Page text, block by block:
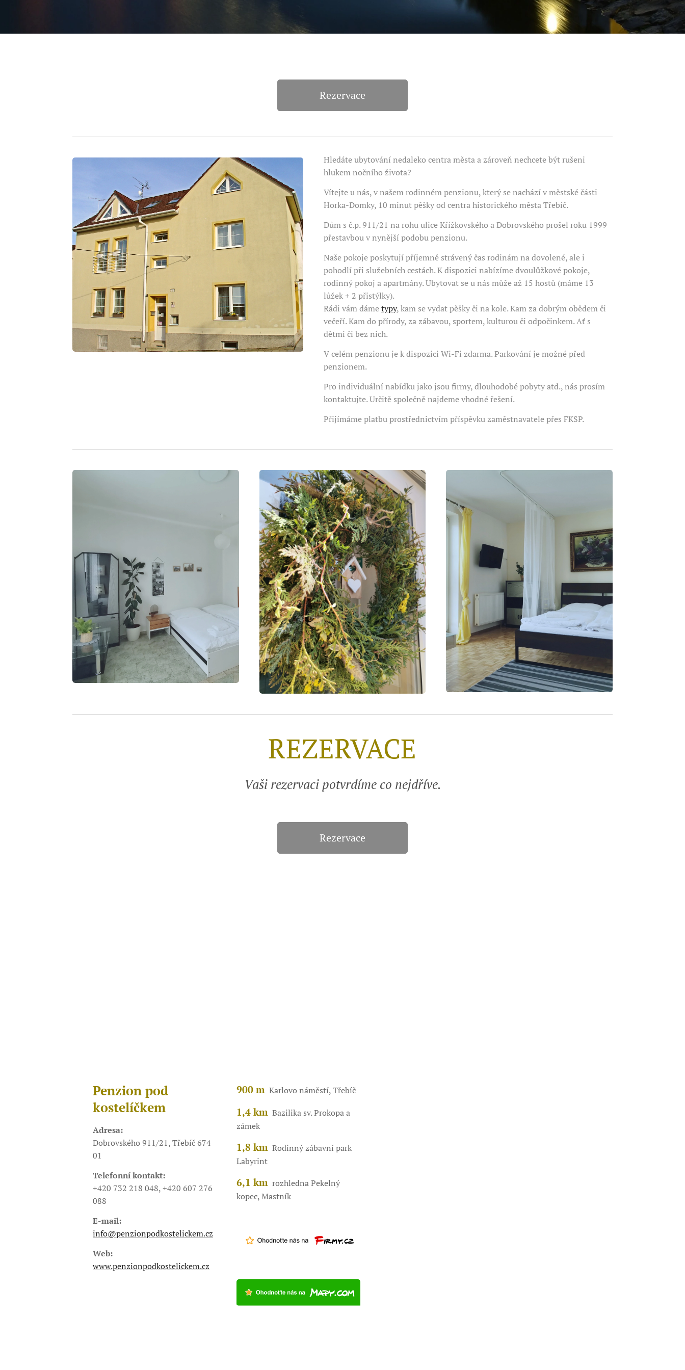
Rezervace
Hledáte ubytování nedaleko centra města a zároveň nechcete být rušeni
hlukem nočního života?
Vítejte u nás, v našem rodinném penzionu, který se nachází v městské části
Horka-Domky, 10 minut pěšky od centra historického města Třebíč.
Dům s č.p. 911/21 na rohu ulice Křížkovského a Dobrovského prošel roku 1999
přestavbou v nynější podobu penzionu.
Naše pokoje poskytují příjemně strávený čas rodinám na dovolené, ale i
pohodlí při služebních cestách. K dispozici nabízíme dvoulůžkové pokoje,
rodinný pokoj a apartmány. Ubytovat se u nás může až 15 hostů (máme 13
lůžek + 2 přistýlky).
Rádi vám dámetypy, kam se vydat pěšky či na kole. Kam za dobrým obědem či
večeří. Kam do přírody, za zábavou, sportem, kulturou či odpočinkem. Ať s
dětmi či bez nich.
V celém penzionu je k dispozici Wi-Fi zdarma. Parkování je možné před
penzionem.
Pro individuální nabídku jako jsou firmy, dlouhodobé pobyty atd., nás prosím
kontaktujte. Určitě společně najdeme vhodné řešení.
Přijímáme platbu prostřednictvím příspěvku zaměstnavatele přes FKSP.
REZERVACE
Vaši rezervaci potvrdíme co nejdříve.
Rezervace
Penzion pod
kostelíčkem
Adresa:
Dobrovského 911/21, Třebíč 674
01
Telefonní kontakt:
+420 732 218 048, +420 607 276
088
E-mail:
info@penzionpodkostelickem.cz
Web:
www.penzionpodkostelickem.cz
900 m Karlovo náměstí, Třebíč
1,4 km Bazilika sv. Prokopa a
zámek
1,8 km Rodinný zábavní park
Labyrint
6,1 km rozhledna Pekelný
kopec, Mastník